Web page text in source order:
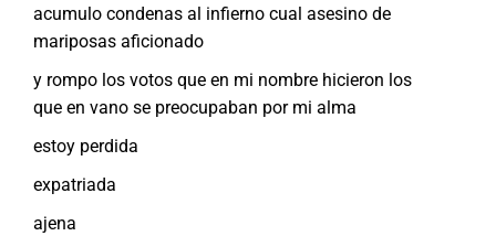
acumulo condenas al infierno cual asesino de
mariposas aficionado
y rompo los votos que en mi nombre hicieron los
que en vano se preocupaban por mi alma
estoy perdida
expatriada
ajena